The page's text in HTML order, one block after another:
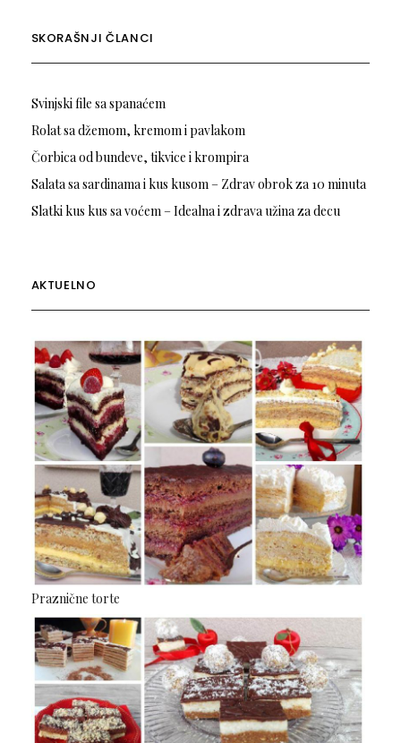
SKORAŠNJI ČLANCI
Svinjski file sa spanaćem
Rolat sa džemom, kremom i pavlakom
Čorbica od bundeve, tikvice i krompira
Salata sa sardinama i kus kusom – Zdrav obrok za 10 minuta
Slatki kus kus sa voćem – Idealna i zdrava užina za decu
AKTUELNO
Praznične torte